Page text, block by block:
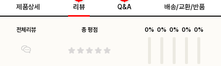
제품상세 리뷰 Q&A 배송/교환/반품
전체리뷰 총 평점 0% 0% 0% 0% 0%